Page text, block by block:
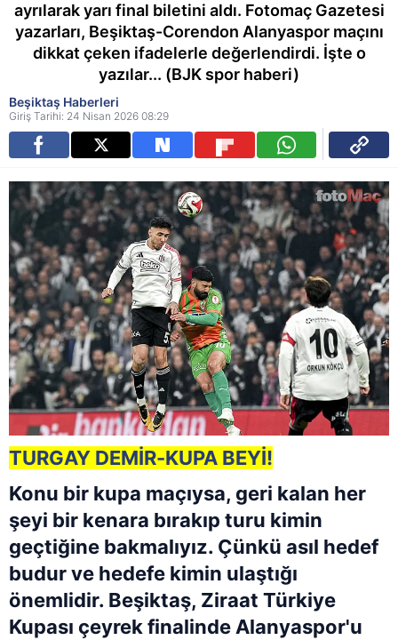
ayrılarak yarı final biletini aldı. Fotomaç Gazetesi
yazarları, Beşiktaş-Corendon Alanyaspor maçını
dikkat çeken ifadelerle değerlendirdi. İşte o
yazılar... (BJK spor haberi)
Beşiktaş Haberleri
Giriş Tarihi: 24 Nisan 2026 08:29
TURGAY DEMİR-KUPA BEYİ!
Konu bir kupa maçıysa, geri kalan her
şeyi bir kenara bırakıp turu kimin
geçtiğine bakmalıyız. Çünkü asıl hedef
budur ve hedefe kimin ulaştığı
önemlidir. Beşiktaş, Ziraat Türkiye
Kupası çeyrek finalinde Alanyaspor'u